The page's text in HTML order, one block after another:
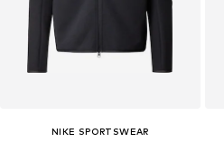
NIKE SPORTSWEAR